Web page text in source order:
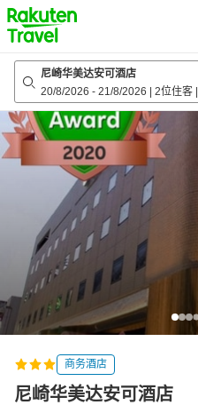
to
top
page
尼崎华美达安可酒店
20/8/2026 - 21/8/2026 2位住客
商务酒店
尼崎华美达安可酒店